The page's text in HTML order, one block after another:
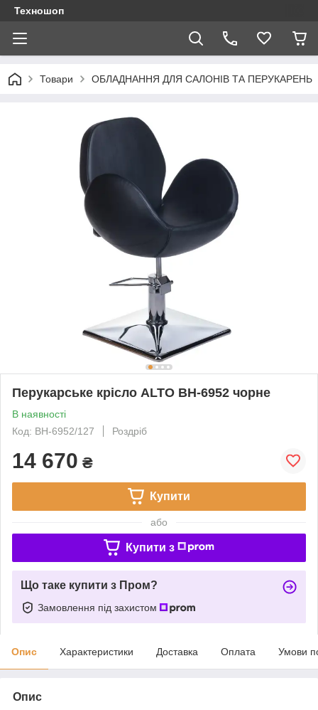
Техношоп
Товари ОБЛАДНАННЯ ДЛЯ САЛОНІВ ТА ПЕРУКАРЕНЬ
Перукарське крісло ALTO BH-6952 чорне
В наявності
Код: BH-6952/127
Роздріб
14 670 ₴
Купити
або
Купити з
Що таке купити з Пром?
Замовлення під захистом
Опис Характеристики Доставка Оплата Умови
Опис